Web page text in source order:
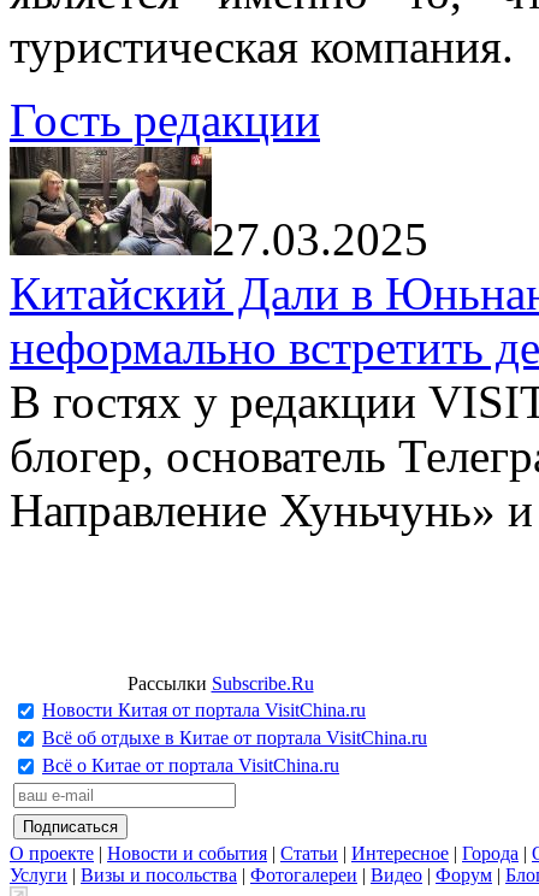
туристическая компания.
Гость редакции
27.03.2025
Китайский Дали в
неформально встретить
В гостях у редакции
блогер, основатель
Направление Хуньчунь»
Рассылки Subscribe.Ru
Новости Китая от портала VisitChina.ru
Всё об отдыхе в Китае от портала VisitChina.ru
Всё о Китае от портала VisitChina.ru
О проекте | Новости и события | Статьи | Интересное | Города |
Услуги | Визы и посольства | Фотогалереи | Видео | Форум |